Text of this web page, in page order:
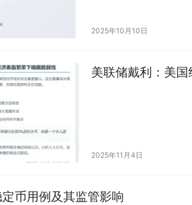
2025年10月10日
美联储戴利：美
2025年11月4日
币用例及其监管影响